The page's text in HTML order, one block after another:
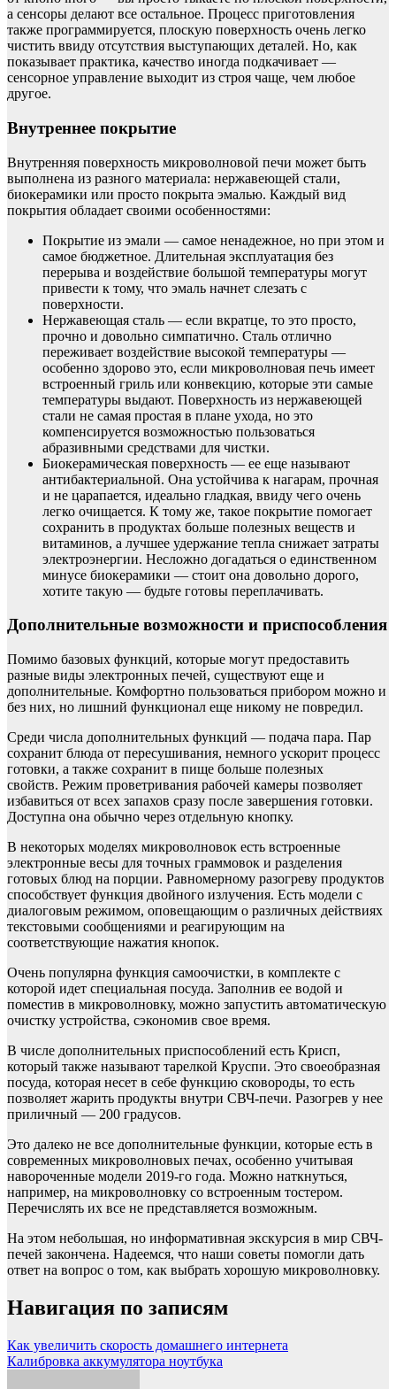
а сенсоры делают все остальное. Процесс приготовления
также программируется, плоскую поверхность очень легко
чистить ввиду отсутствия выступающих деталей. Но, как
показывает практика, качество иногда подкачивает —
сенсорное управление выходит из строя чаще, чем любое
другое.
Внутреннее покрытие
Внутренняя поверхность микроволновой печи может быть
выполнена из разного материала: нержавеющей стали,
биокерамики или просто покрыта эмалью. Каждый вид
покрытия обладает своими особенностями:
Покрытие из эмали — самое ненадежное, но при этом и
самое бюджетное. Длительная эксплуатация без
перерыва и воздействие большой температуры могут
привести к тому, что эмаль начнет слезать с
поверхности.
Нержавеющая сталь — если вкратце, то это просто,
прочно и довольно симпатично. Сталь отлично
переживает воздействие высокой температуры —
особенно здорово это, если микроволновая печь имеет
встроенный гриль или конвекцию, которые эти самые
температуры выдают. Поверхность из нержавеющей
стали не самая простая в плане ухода, но это
компенсируется возможностью пользоваться
абразивными средствами для чистки.
Биокерамическая поверхность — ее еще называют
антибактериальной. Она устойчива к нагарам, прочная
и не царапается, идеально гладкая, ввиду чего очень
легко очищается. К тому же, такое покрытие помогает
сохранить в продуктах больше полезных веществ и
витаминов, а лучшее удержание тепла снижает затраты
электроэнергии. Несложно догадаться о единственном
минусе биокерамики — стоит она довольно дорого,
хотите такую — будьте готовы переплачивать.
Дополнительные возможности и приспособления
Помимо базовых функций, которые могут предоставить
разные виды электронных печей, существуют еще и
дополнительные. Комфортно пользоваться прибором можно и
без них, но лишний функционал еще никому не повредил.
Среди числа дополнительных функций — подача пара. Пар
сохранит блюда от пересушивания, немного ускорит процесс
готовки, а также сохранит в пище больше полезных
свойств. Режим проветривания рабочей камеры позволяет
избавиться от всех запахов сразу после завершения готовки.
Доступна она обычно через отдельную кнопку.
В некоторых моделях микроволновок есть встроенные
электронные весы для точных граммовок и разделения
готовых блюд на порции. Равномерному разогреву продуктов
способствует функция двойного излучения. Есть модели с
диалоговым режимом, оповещающим о различных действиях
текстовыми сообщениями и реагирующим на
соответствующие нажатия кнопок.
Очень популярна функция самоочистки, в комплекте с
которой идет специальная посуда. Заполнив ее водой и
поместив в микроволновку, можно запустить автоматическую
очистку устройства, сэкономив свое время.
В числе дополнительных приспособлений есть Крисп,
который также называют тарелкой Круспи. Это своеобразная
посуда, которая несет в себе функцию сковороды, то есть
позволяет жарить продукты внутри СВЧ-печи. Разогрев у нее
приличный — 200 градусов.
Это далеко не все дополнительные функции, которые есть в
современных микроволновых печах, особенно учитывая
навороченные модели 2019-го года. Можно наткнуться,
например, на микроволновку со встроенным тостером.
Перечислять их все не представляется возможным.
На этом небольшая, но информативная экскурсия в мир СВЧ-
печей закончена. Надеемся, что наши советы помогли дать
ответ на вопрос о том, как выбрать хорошую микроволновку.
Навигация по записям
Как увеличить скорость домашнего интернета
Калибровка аккумулятора ноутбука